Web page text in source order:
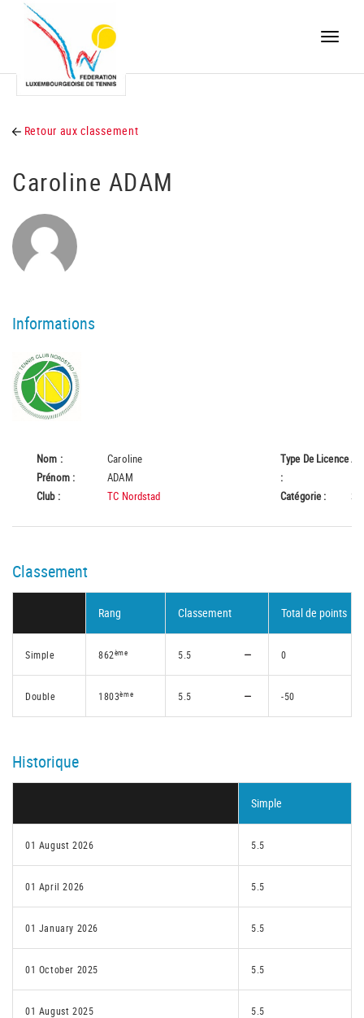
Toggle
Retour aux classement
Caroline ADAM
Informations
Nom :
Caroline
Prénom :
ADAM
Club :
TC Nordstad
Type De Licence
:
A
Catégorie :
Classement
Rang Classement Total de points
Simple 862ème 5.5 0
Double 1803ème 5.5 -50
Historique
Simple
01 August 2026 5.5
01 April 2026 5.5
01 January 2026 5.5
01 October 2025 5.5
01 August 2025 5.5